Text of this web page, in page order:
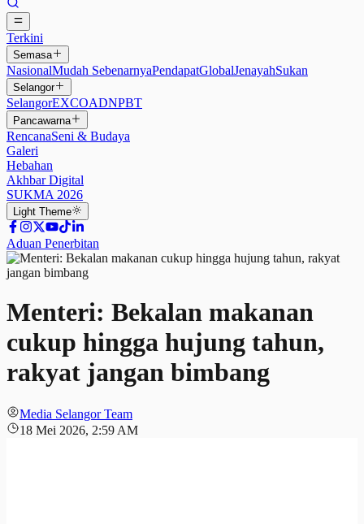
Terkini
Semasa
NasionalMudah SebenarnyaPendapatGlobalJenayahSukan
Selangor
SelangorEXCOADNPBT
Pancawarna
RencanaSeni & Budaya
Galeri
Hebahan
Akhbar Digital
SUKMA 2026
Light Theme
Aduan Penerbitan
Menteri: Bekalan makanan
cukup hingga hujung tahun,
rakyat jangan bimbang
Media Selangor Team
18 Mei 2026, 2:59 AM